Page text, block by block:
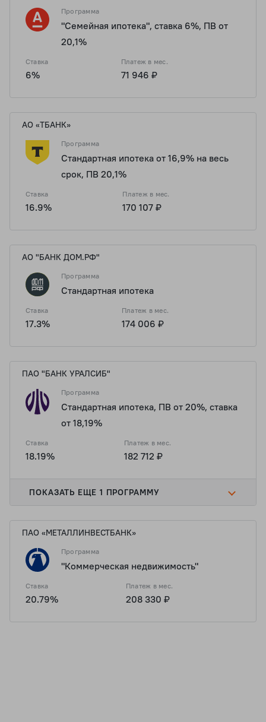
Программа
"Семейная ипотека", ставка 6%, ПВ от
20,1%
Ставка
6%
Платеж в мес.
71 946 ₽
АО «ТБАНК»
Программа
Стандартная ипотека от 16,9% на весь
срок, ПВ 20,1%
Ставка
16.9%
Платеж в мес.
170 107 ₽
АО "БАНК ДОМ.РФ"
Программа
Стандартная ипотека
Ставка
17.3%
Платеж в мес.
174 006 ₽
ПАО "БАНК УРАЛСИБ"
Программа
Стандартная ипотека, ПВ от 20%, ставка
от 18,19%
Ставка
18.19%
Платеж в мес.
182 712 ₽
ПОКАЗАТЬ ЕЩЕ 1 ПРОГРАММУ
ПАО «МЕТАЛЛИНВЕСТБАНК»
Программа
"Коммерческая недвижимость"
Ставка
20.79%
Платеж в мес.
208 330 ₽